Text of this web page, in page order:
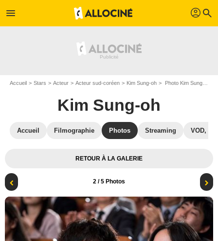
menu profil search
Accueil Stars Acteur Acteur sud-coréen Kim Sung-oh Photo Kim Sung-oh, Yeo-been Jeon
Kim Sung-oh
Accueil Filmographie Photos Streaming VOD,
RETOUR À LA GALERIE
2 / 5 Photos